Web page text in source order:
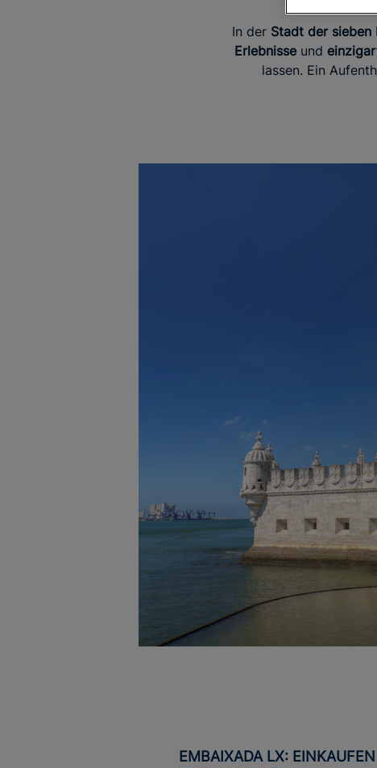
In der Stadt der sieben
Erlebnisseund
lassen. Ein
EMBAIXADA LX: EINKAUFEN IN